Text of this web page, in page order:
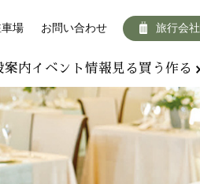
場 お問い合わせ 旅行会社
案内イベント情報 見る 買う作る
絵付け体験
ภาษาไทย (PDF:400KB)